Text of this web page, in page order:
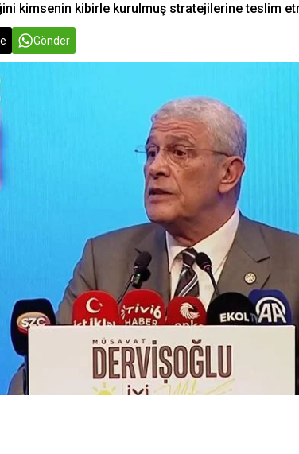
kimsenin kibirle kurulmuş stratejilerine teslim
Gönder